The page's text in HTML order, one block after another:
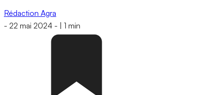
Rédaction Agra
- 22 mai 2024 - 1 min